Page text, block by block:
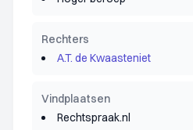
Rechters
A.T. de Kwaasteniet
Vindplaatsen
Rechtspraak.nl